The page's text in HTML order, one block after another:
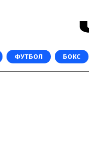
ФУТБОЛ БОКС